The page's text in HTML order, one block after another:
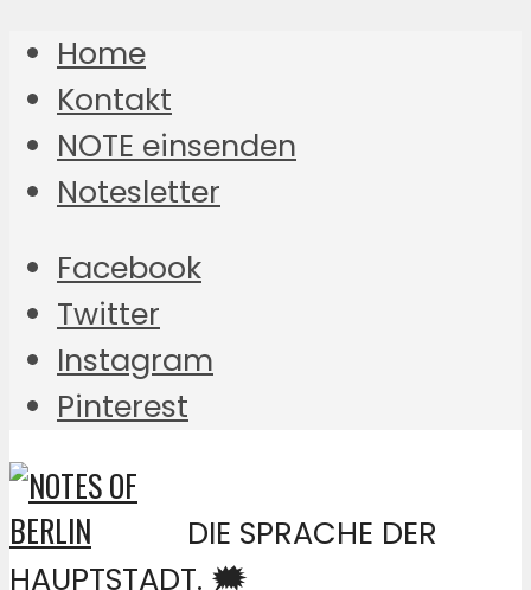
Home
Kontakt
NOTE einsenden
Notesletter
Facebook
Twitter
Instagram
Pinterest
DIE SPRACHE DER
HAUPTSTADT. 🗯️